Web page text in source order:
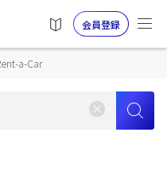
会員登録
a-Car